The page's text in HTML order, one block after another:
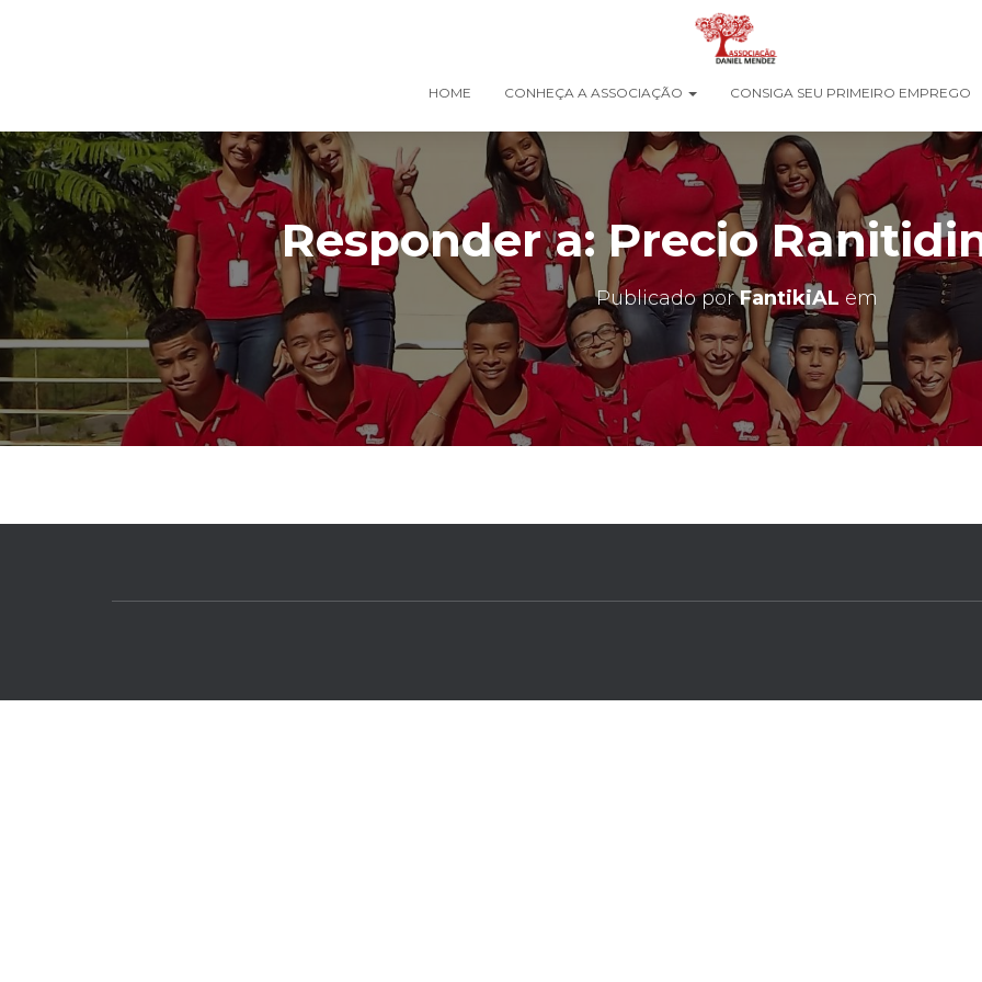
HOME CONHEÇA A ASSOCIAÇÃO CONSIGA SEU PRIMEIRO EMPREGO
Responder a: Precio
Publicado porFantikiAL em